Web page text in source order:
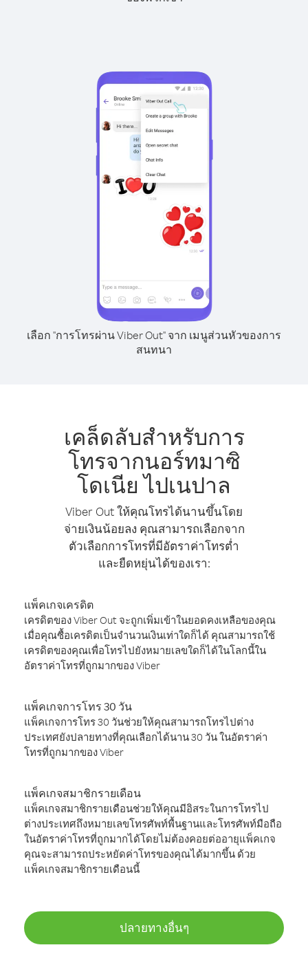
เลือก "การโทรผ่าน Viber Out" จาก เมนูส่วนหัวของการ
สนทนา
เคล็ดลับสำหรับการ
โทรจากนอร์ทมาซิ
โดเนีย ไปเนปาล
Viber Out ให้คุณโทรได้นานขึ้นโดย
จ่ายเงินน้อยลง คุณสามารถเลือกจาก
ตัวเลือกการโทรที่มีอัตราค่าโทรต่ำ
และยืดหยุ่นได้ของเรา:
แพ็คเกจเครดิต
เครดิตของ Viber Out จะถูกเพิ่มเข้าในยอดคงเหลือของคุณ
เมื่อคุณซื้อเครดิตเป็นจำนวนเงินเท่าใดก็ได้ คุณสามารถใช้
เครดิตของคุณเพื่อโทรไปยังหมายเลขใดก็ได้ในโลกนี้ใน
อัตราค่าโทรที่ถูกมากของ Viber
แพ็คเกจการโทร 30 วัน
แพ็คเกจการโทร 30 วันช่วยให้คุณสามารถโทรไปต่าง
ประเทศยังปลายทางที่คุณเลือกได้นาน 30 วัน ในอัตราค่า
โทรที่ถูกมากของ Viber
แพ็คเกจสมาชิกรายเดือน
แพ็คเกจสมาชิกรายเดือนช่วยให้คุณมีอิสระในการโทรไป
ต่างประเทศถึงหมายเลขโทรศัพท์พื้นฐานและโทรศัพท์มือถือ
ในอัตราค่าโทรที่ถูกมากได้โดยไม่ต้องคอยต่ออายุแพ็คเกจ
คุณจะสามารถประหยัดค่าโทรของคุณได้มากขึ้น ด้วย
แพ็คเกจสมาชิกรายเดือนนี้
ปลายทางอื่นๆ